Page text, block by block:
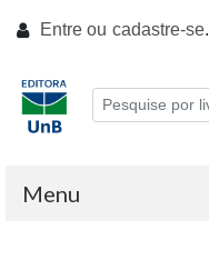
Entre ou cadastre-se.
Menu